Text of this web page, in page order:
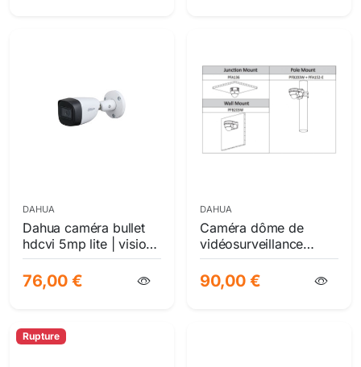
DAHUA
Dahua caméra bullet
hdcvi 5mp lite | vision
nocturne 30m smartir |
multi-format ip67
76,00 €
DAHUA
Caméra dôme de
vidéosurveillance
dahua hdcvi 8mp 4k |
vision nocturne ir 30m,
ip67/ik10
90,00 €
Rupture